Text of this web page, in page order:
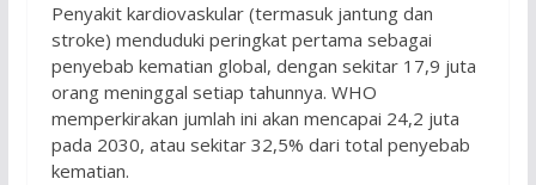
Penyakit kardiovaskular (termasuk jantung dan
stroke) menduduki peringkat pertama sebagai
penyebab kematian global, dengan sekitar 17,9 juta
orang meninggal setiap tahunnya. WHO
memperkirakan jumlah ini akan mencapai 24,2 juta
pada 2030, atau sekitar 32,5% dari total penyebab
kematian.